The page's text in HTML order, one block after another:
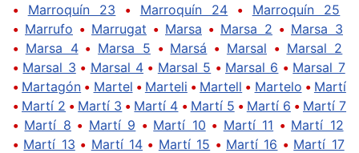
• Marroquín 23 • Marroquín 24 • Marroquín 25
• Marrufo • Marrugat • Marsa • Marsa 2 • Marsa 3
• Marsa 4• Marsa 5 • Marsá • Marsal • Marsal 2
• Marsal 3 • Marsal 4 • Marsal 5 • Marsal 6 • Marsal 7
• Martagón • Martel • Marteli • Martell • Martelo • Martí
• Martí 2 • Martí 3 • Martí 4 • Martí 5 • Martí 6 • Martí 7
• Martí 8 • Martí 9 • Martí 10 • Martí 11 • Martí 12
• Martí 13 • Martí 14 • Martí 15 • Martí 16 • Martí 17